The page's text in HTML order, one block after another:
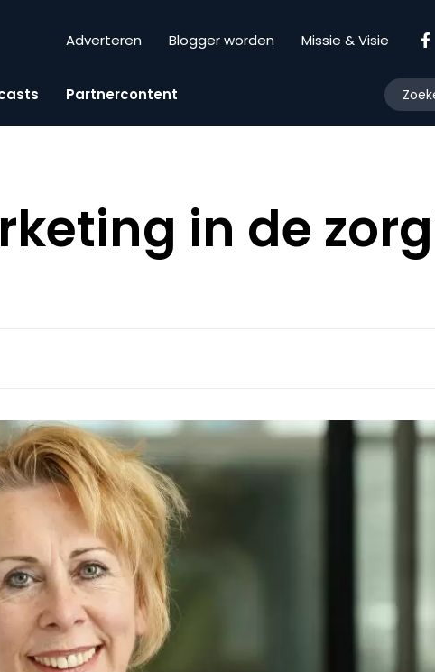
Adverteren Blogger worden Missie & Visie
Partnercontent
in de